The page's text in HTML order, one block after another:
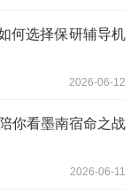
何选择保研辅导机
2026-06-12
你看墨南宿命之战
2026-06-11